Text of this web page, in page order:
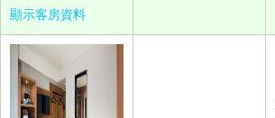
顯示客房資料